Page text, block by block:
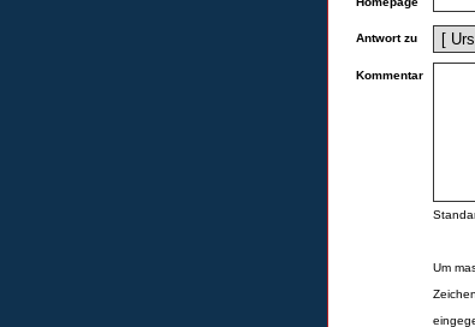
Antwort zu
Kommentar
Um